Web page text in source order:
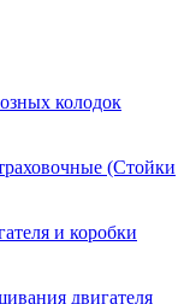
колодок
(Стойки
и коробки
двигателя